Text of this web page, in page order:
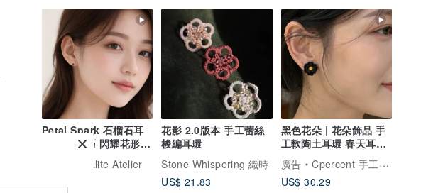
Petal Spark 石榴石耳
釘 精緻小巧 閃耀花形設
計 日常百搭耳飾
Auralite Atelier
花影 2.0版本 手工蕾絲
梭編耳環
Stone Whispering 織時
US$ 21.83
黑色花朵 | 花朵飾品 手
工軟陶土耳環 春天耳環
母親節禮物 手作
廣告
Cpercent 手工飾品
US$ 30.29